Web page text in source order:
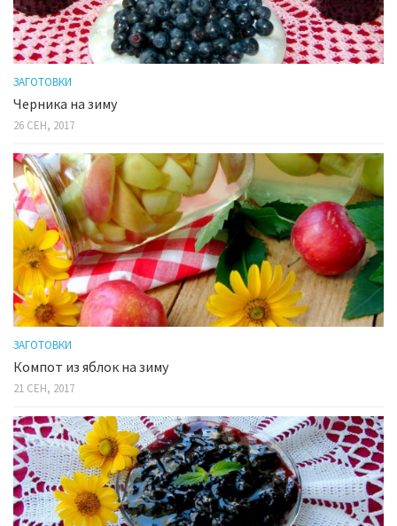
ЗАГОТОВКИ
Черника на зиму
26 СЕН, 2017
ЗАГОТОВКИ
Компот из яблок на зиму
21 СЕН, 2017